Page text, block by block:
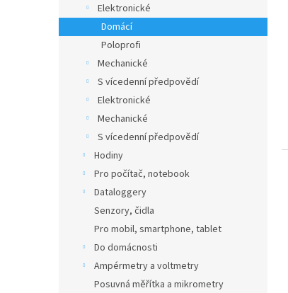
Elektronické
Domácí
Poloprofi
Mechanické
S vícedenní předpovědí
Elektronické
Mechanické
S vícedenní předpovědí
Hodiny
Pro počítač, notebook
Dataloggery
Senzory, čidla
Pro mobil, smartphone, tablet
Do domácnosti
Ampérmetry a voltmetry
Posuvná měřítka a mikrometry